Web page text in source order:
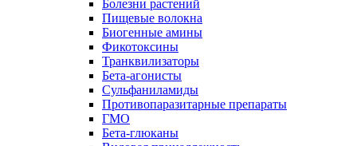
Болезни растений
Пищевые волокна
Биогенные амины
Фикотоксины
Транквилизаторы
Бета-агонисты
Сульфаниламиды
Противопаразитарные препараты
ГМО
Бета-глюканы